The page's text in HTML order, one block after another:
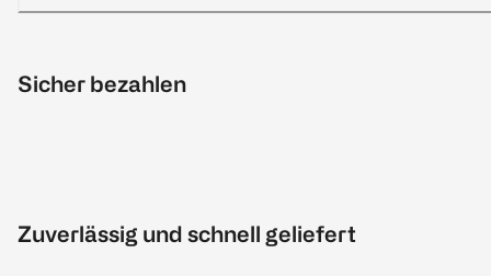
Sicher bezahlen
Zuverlässig und schnell geliefert